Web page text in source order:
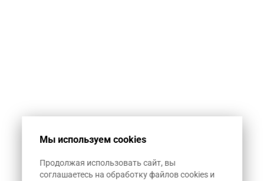
Мы используем cookies
Продолжая использовать сайт, вы
соглашаетесь на обработку файлов cookies и